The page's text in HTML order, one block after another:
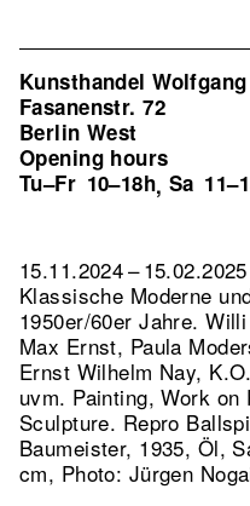
Kunsthandel
Fasanenstr. 72
Berlin West
Opening hours
Tu–Fr 10–18h, Sa
15.11.2024 –
Klassische Moderne
1950er/60er Jahre.
Max Ernst, Paula
Ernst Wilhelm Nay,
uvm. Painting, Work on
Sculpture. Repro
Baumeister, 1935, Öl,
cm, Photo: Jürgen